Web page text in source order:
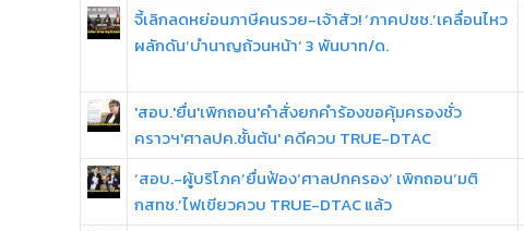
จี้เลิกลดหย่อนภาษีคนรวย-เจ้าสัว! ‘ภาคปชช.’เคลื่อนไหว
ผลักดัน‘บำนาญถ้วนหน้า’ 3 พันบาท/ด.
'สอบ.'ยื่น'เพิกถอน'คำสั่งยกคำร้องขอคุ้มครองชั่ว
คราวฯ'ศาลปค.ชั้นต้น' คดีควบ TRUE-DTAC
‘สอบ.-ผู้บริโภค’ยื่นฟ้อง‘ศาลปกครอง’ เพิกถอน‘มติ
กสทช.’ไฟเขียวควบ TRUE-DTAC แล้ว